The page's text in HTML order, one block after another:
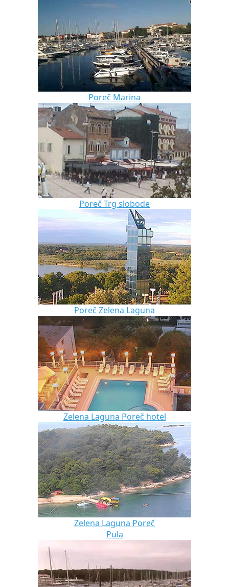
Poreč Marina
Poreč Trg slobode
Poreč Zelena Laguna
Zelena Laguna Poreč hotel
Zelena Laguna Poreč
Pula